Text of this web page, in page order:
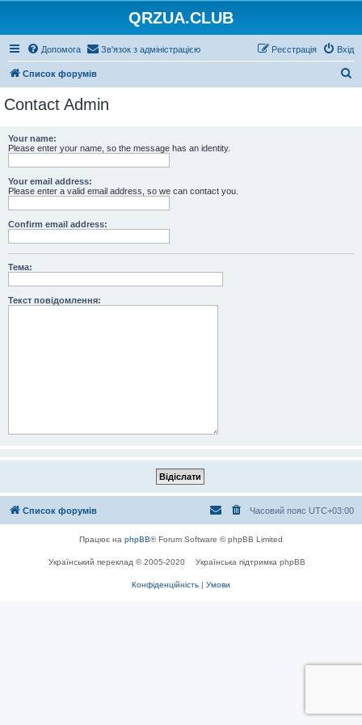
QRZUA.CLUB
Допомога Зв'язок з адміністрацією Вхід
Реєстрація
Список форумів
Contact Admin
Your name:
Please enter your name, so the message has an identity.
Your email address:
Please enter a valid email address, so we can contact you.
Confirm email address:
Тема:
Текст повідомлення:
Список форумів Часовий пояс UTC+03:00
Працює на phpBB® Forum Software © phpBB Limited
Український переклад © 2005-2020 Українська підтримка phpBB
Конфіденційність | Умови